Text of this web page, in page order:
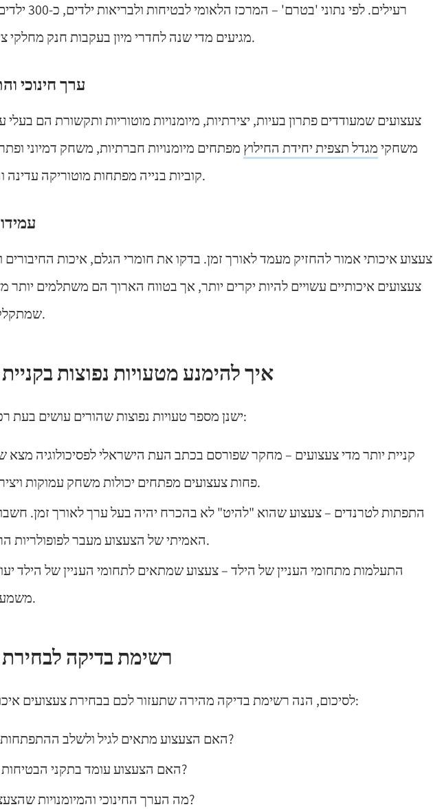
מגיעים מדי שנה לחדרי מיון בעקבות חנק מחלקי צעצועים קטנים.
3. ערך חינוכי
צעצועים שמעודדים פתרון בעיות, יצירתיות, מיומנויות מוטוריות ותקשורת הם
משחקימגדל תצפית יחידת החילוץ מפתחים מיומנויות חברתיות, משחק דמיוני
קוביות בנייה מפתחות מוטוריקה עדינה והבנה מרחבית.
4.
צעצוע איכותי אמור להחזיק מעמד לאורך זמן. בדקו את חומרי הגלם, איכות החיבורים
צעצועים איכותיים עשויים להיות יקרים יותר, אך בטווח הארוך הם משתלמים יותר
שמתקלקלים במהירות.
איך להימנע מטעויות נפוצות
ישנן מספר טעויות נפוצות שהורים עושים בעת רכישת צעצועים:
קניית יותר מדי צעצועים – מחקר שפורסם בכתב העת הישראלי לפסיכולוגיה מצא
פחות צעצועים מפתחים יכולות משחק עמוקות ויצירתיות יותר.
התפתות לטרנדים – צעצוע שהוא "להיט" לא בהכרח יהיה בעל ערך לאורך זמן.
האמיתי של הצעצוע מעבר לפופולריות הרגעית שלו.
התעלמות מתחומי העניין של הילד– צעצוע שמתאים לתחומי העניין של הילד
משמעותית יותר.
רשימת בדיקה
לסיכום, הנה רשימת בדיקה מהירה שתעזור לכם בבחירת צעצועים איכותיים ומחנכים:
האם הצעצוע מתאים לגיל ולשלב ההתפתחותי של הילד?
האם הצעצוע עומד בתקני הבטיחות הנדרשים?
מה הערך החינוכי והמיומנויות שהצעצוע מפתח?